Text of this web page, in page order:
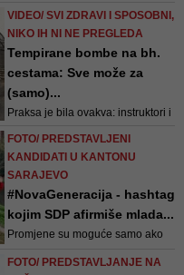
kandidate i kandidatske liste na
svim nivoima, u oba entiteta, a
čini je šest političkih stranaka
VIDEO/ SVI ZDRAVI I SPOSOBNI,
NIKO IH NI NE PREGLEDA
Tempirane bombe na bh.
cestama: Sve može za
(samo)...
Praksa je bila ovakva: instruktori i
ranije potpisana i opečaćena
bjanko uvjerenja dopisivali imena
kandidata. Osim toga, istragom ...
FOTO/ PREDSTAVLJENI
KANDIDATI U KANTONU
SARAJEVO
#NovaGeneracija - hashtag
kojim SDP afirmiše mlada...
Promjene su moguće samo ako
promjena su upravo građani i
FOTO/ PREDSTAVLJANJE NA